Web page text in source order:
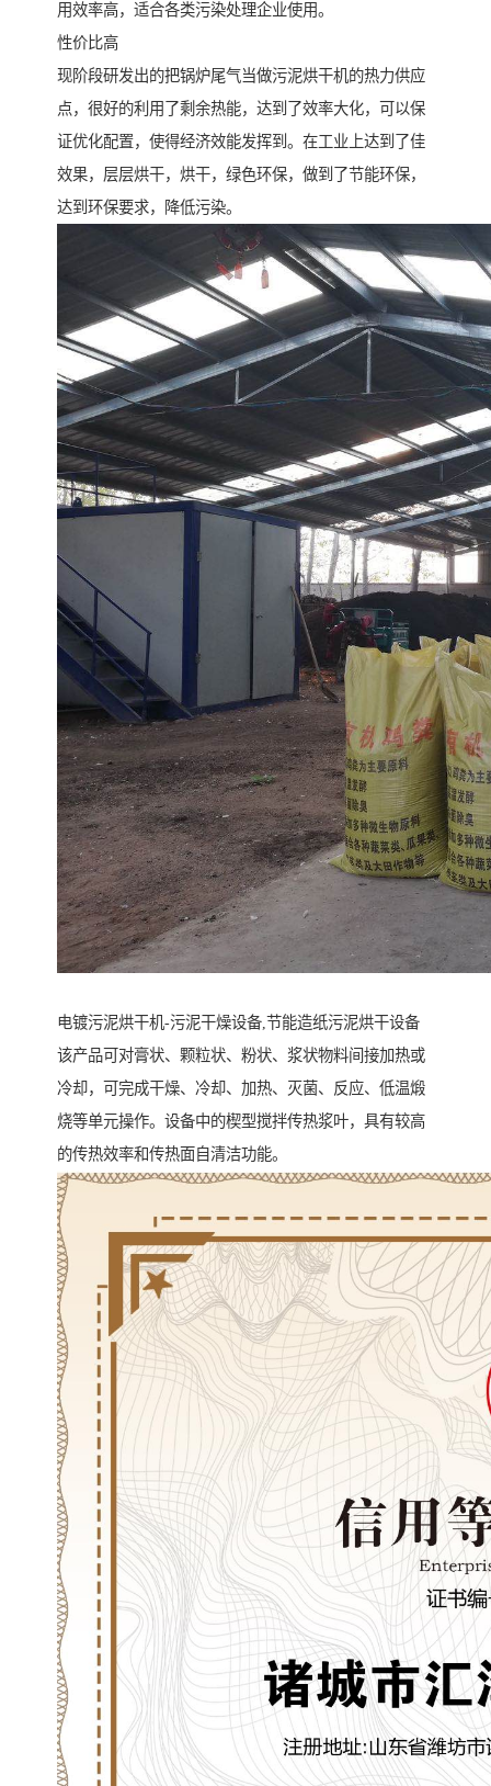
用效率高，适合各类污染处理企业使用。
性价比高
现阶段研发出的把锅炉尾气当做污泥烘干机的热力供应
点，很好的利用了剩余热能，达到了效率大化，可以保
证优化配置，使得经济效能发挥到。在工业上达到了佳
效果，层层烘干，烘干，绿色环保，做到了节能环保，
达到环保要求，降低污染。
电镀污泥烘干机-污泥干燥设备,节能造纸污泥烘干设备
该产品可对膏状、颗粒状、粉状、浆状物料间接加热或
冷却，可完成干燥、冷却、加热、灭菌、反应、低温煅
烧等单元操作。设备中的楔型搅拌传热浆叶，具有较高
的传热效率和传热面自清洁功能。